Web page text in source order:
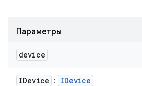
Параметры
device
IDevice : IDevice